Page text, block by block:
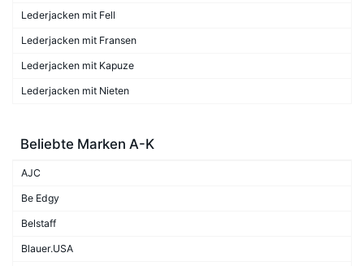
Lederjacken mit Fell
Lederjacken mit Fransen
Lederjacken mit Kapuze
Lederjacken mit Nieten
Beliebte Marken A-K
AJC
Be Edgy
Belstaff
Blauer.USA